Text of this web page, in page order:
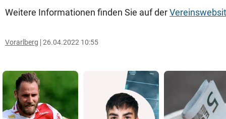
Weitere Informationen finden Sie auf der
Vorarlberg 26.04.2022 10:55